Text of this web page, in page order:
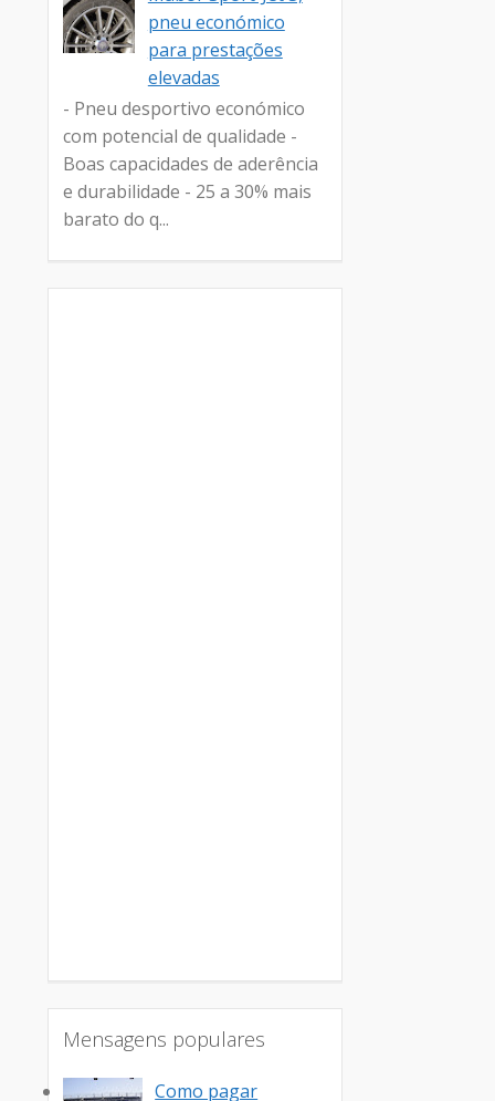
pneu económico
para prestações
elevadas
- Pneu desportivo económico
com potencial de qualidade -
Boas capacidades de aderência
e durabilidade - 25 a 30% mais
barato do q...
Mensagens populares
Como pagar